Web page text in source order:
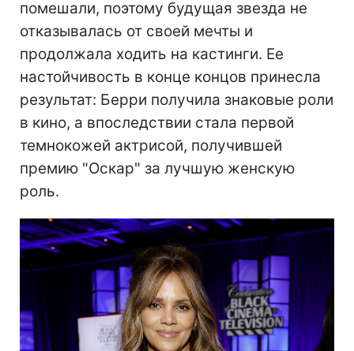
помешали, поэтому будущая звезда не
отказывалась от своей мечты и
продолжала ходить на кастинги. Ее
настойчивость в конце концов принесла
результат: Берри получила знаковые роли
в кино, а впоследствии стала первой
темнокожей актрисой, получившей
премию "Оскар" за лучшую женскую
роль.